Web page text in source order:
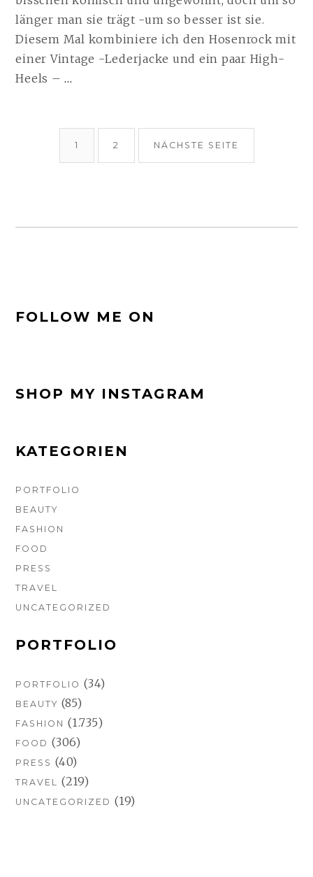
länger man sie trägt -um so besser ist sie.
Diesem Mal kombiniere ich den Hosenrock mit
einer Vintage -Lederjacke und ein paar High-
Heels –…
BEITRAGSNAVIGATION
SEITE
1 SEITE
2 NÄCHSTE SEITE
FOOTER-
FOLLOW ME ON
SHOP MY INSTAGRAM
KATEGORIEN
PORTFOLIO
BEAUTY
FASHION
FOOD
PRESS
TRAVEL
UNCATEGORIZED
PORTFOLIO
PORTFOLIO (34)
BEAUTY (85)
FASHION (1.735)
FOOD (306)
PRESS (40)
TRAVEL (219)
UNCATEGORIZED (19)